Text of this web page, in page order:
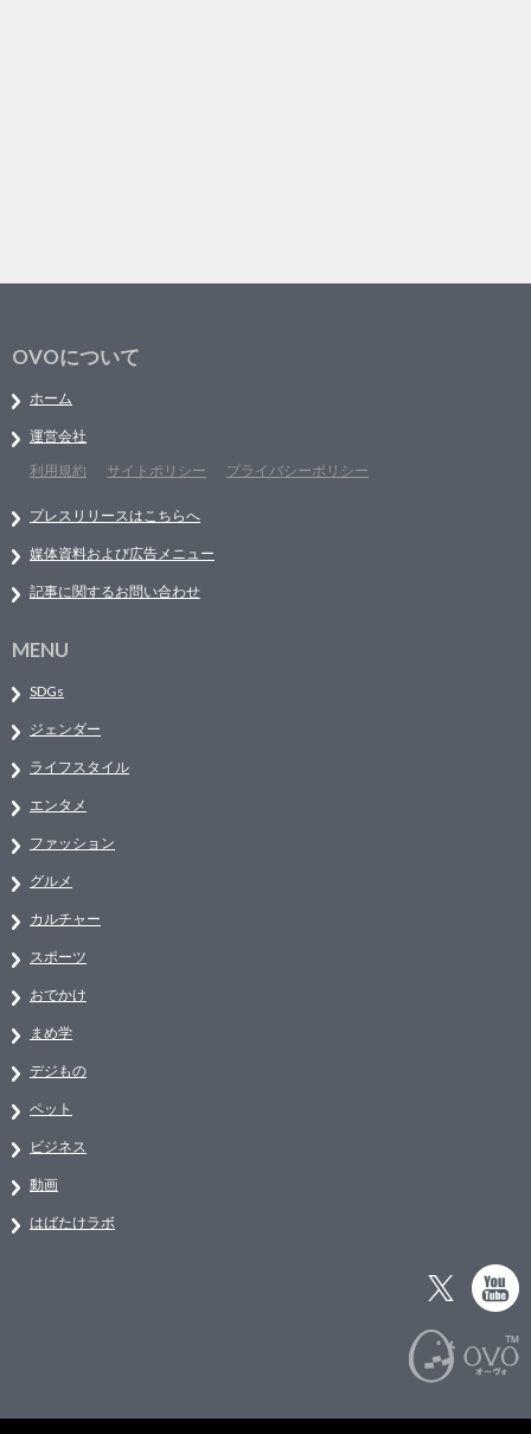
OVOについて
ホーム
運営会社
利用規約
サイトポリシー プライバシーポリシー
プレスリリースはこちらへ
媒体資料および広告メニュー
記事に関するお問い合わせ
MENU
SDGs
ジェンダー
ライフスタイル
エンタメ
ファッション
グルメ
カルチャー
スポーツ
おでかけ
まめ学
デジもの
ペット
ビジネス
動画
はばたけラボ